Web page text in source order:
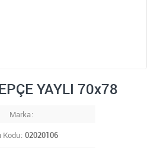
YAYLI 70x78
Marka
Kodu 02020106